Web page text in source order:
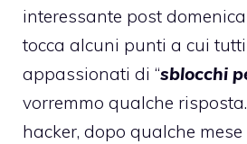
interessante post
tocca alcuni punti a cui
appassionati di “sblocchi
vorremmo qualche
hacker, dopo qualche